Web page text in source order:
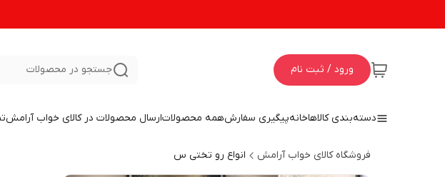
ورود / ثبت نام جستجو در محصولات
دسته‌بندی کالاهاخانهپیگیری سفارشهمه محصولاتارسال محصولات در کالای خواب آرامش
فروشگاه کالای خواب آرامش انواع رو تختی س